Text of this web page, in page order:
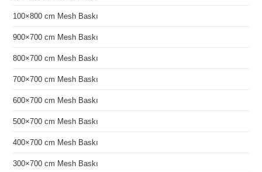
100×800 cm Mesh Baskı
900×700 cm Mesh Baskı
800×700 cm Mesh Baskı
700×700 cm Mesh Baskı
600×700 cm Mesh Baskı
500×700 cm Mesh Baskı
400×700 cm Mesh Baskı
300×700 cm Mesh Baskı